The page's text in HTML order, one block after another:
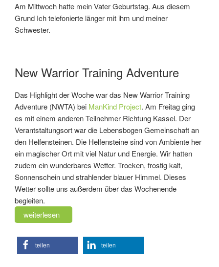
Am Mittwoch hatte mein Vater Geburtstag. Aus diesem
Grund Ich telefonierte länger mit ihm und meiner
Schwester.
New Warrior Training Adventure
Das Highlight der Woche war das New Warrior Training
Adventure (NWTA) bei ManKind Project. Am Freitag ging
es mit einem anderen Teilnehmer Richtung Kassel. Der
Verantstaltungsort war die Lebensbogen Gemeinschaft an
den Helfensteinen. Die Helfensteine sind von Ambiente her
ein magischer Ort mit viel Natur und Energie. Wir hatten
zudem ein wunderbares Wetter. Trocken, frostig kalt,
Sonnenschein und strahlender blauer Himmel. Dieses
Wetter sollte uns außerdem über das Wochenende
begleiten.
„Sabbatical
Update
KW07/18
–
weiterlesen
teilen teilen